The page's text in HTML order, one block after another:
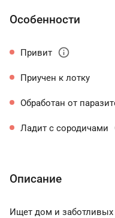
Особенности
Привит info
Приучен к лотку
Обработан от
Ладит с сородичами
Описание
Ищет дом и заботливых